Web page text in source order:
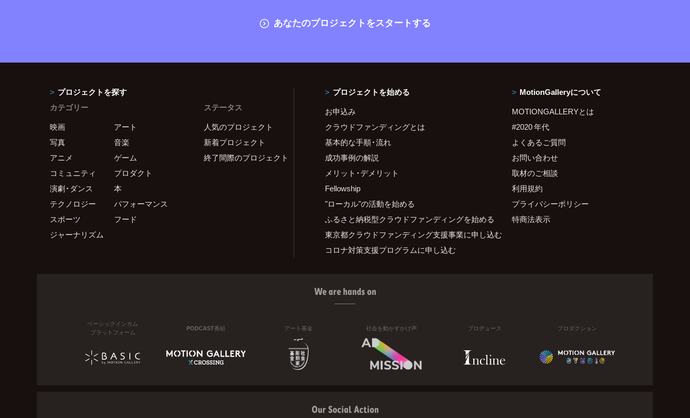
あなたのプロジェクトをスタートする
プロジェクトを探す
カテゴリー
映画
アート
写真
音楽
アニメ
ゲーム
コミュニティ
プロダクト
演劇・ダンス
本
テクノロジー
パフォーマンス
スポーツ
フード
ジャーナリズム
ステータス
人気のプロジェクト
新着プロジェクト
終了間際のプロジェクト
プロジェクトを始める
お申込み
クラウドファンディングとは
基本的な手順・流れ
成功事例の解説
メリット・デメリット
Fellowship
"ローカル"の活動を始める
ふるさと納税型クラウドファンディングを始める
東京都クラウドファンディング支援事業に申し込む
コロナ対策支援プログラムに申し込む
MotionGalleryについて
MOTIONGALLERYとは
#2020 年代
よくあるご質問
お問い合わせ
取材のご相談
利用規約
プライバシーポリシー
特商法表示
We are hands on
ベーシックインカム
プラットフォーム
PODCAST番組 アート基金 社会を動かすかけ声 プロデュース プロダクション
Our Social Action